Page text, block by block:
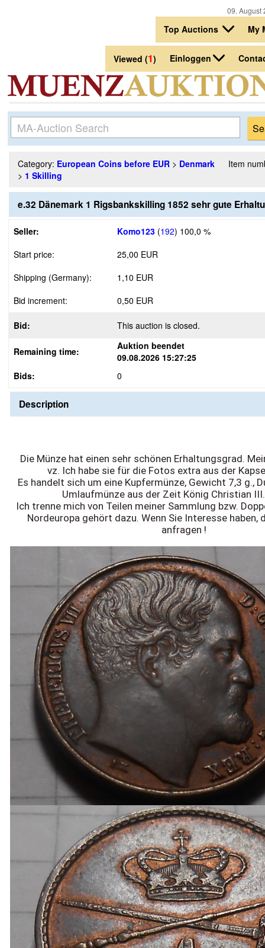
09.
Top Auctions My
Viewed (1) Einloggen
Category: European Coins before EUR > Denmark
> 1 Skilling
Item
e.32 Dänemark 1 Rigsbankskilling 1852 sehr gute
Seller: Komo123 (192) 100,0 %
Start price:
25,00 EUR
Shipping (Germany):
1,10 EUR
Bid increment:
0,50 EUR
Bid: This auction is closed.
Remaining time:
Auktion beendet
09.08.2026 15:27:25
Bids:
0
Description
Die Münze hat einen sehr schönen Erhaltungsgrad.
vz. Ich habe sie für die Fotos extra aus der
Es handelt sich um eine Kupfermünze, Gewicht 7,3 g.,
Umlaufmünze aus der Zeit König Christian
Ich trenne mich von Teilen meiner Sammlung bzw.
Nordeuropa gehört dazu. Wenn Sie Interesse haben,
anfragen !